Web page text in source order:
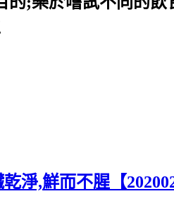
淨,鮮而不腥【